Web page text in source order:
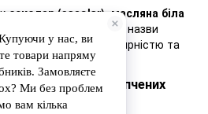
есколар (escolar),масляна біла
. Усі ці назви
риби з високою жирністю та
від інших копчених